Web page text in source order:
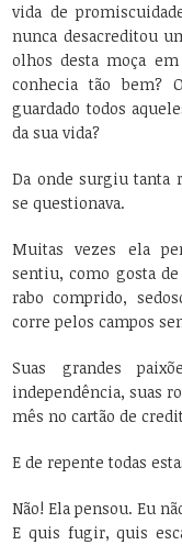
vida de
nunca desacreditou
olhos desta moça
conhecia tão bem?
guardado todos
da sua vida?
Da onde surgiu tanta
se questionava.
Muitas vezes ela
sentiu, como gosta
rabo comprido,
corre pelos campos
Suas grandes
independência, suas
mês no cartão de
E de repente todas
Não! Ela pensou. Eu
E quis fugir, quis